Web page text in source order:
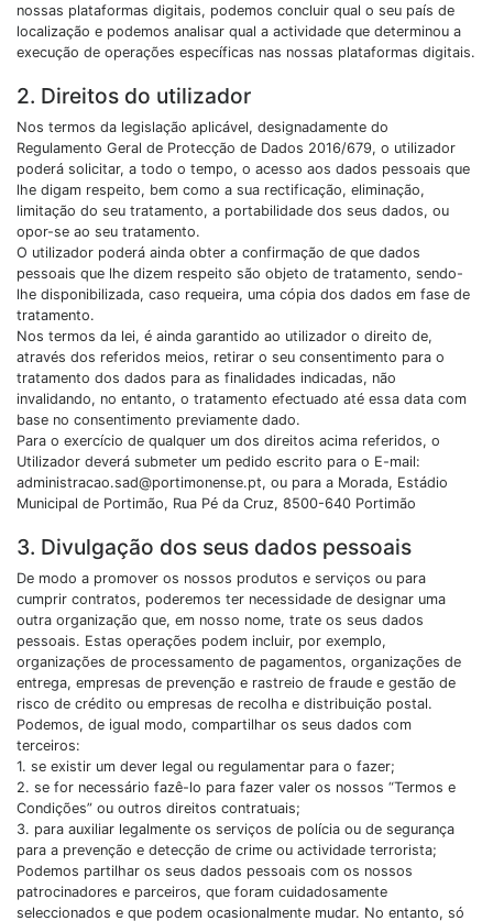
nossas plataformas digitais, podemos concluir qual o seu país de
localização e podemos analisar qual a actividade que determinou a
execução de operações específicas nas nossas plataformas digitais.
2. Direitos do utilizador
Nos termos da legislação aplicável, designadamente do
Regulamento Geral de Protecção de Dados 2016/679, o utilizador
poderá solicitar, a todo o tempo, o acesso aos dados pessoais que
lhe digam respeito, bem como a sua rectificação, eliminação,
limitação do seu tratamento, a portabilidade dos seus dados, ou
opor-se ao seu tratamento.
O utilizador poderá ainda obter a confirmação de que dados
pessoais que lhe dizem respeito são objeto de tratamento, sendo-
lhe disponibilizada, caso requeira, uma cópia dos dados em fase de
tratamento.
Nos termos da lei, é ainda garantido ao utilizador o direito de,
através dos referidos meios, retirar o seu consentimento para o
tratamento dos dados para as finalidades indicadas, não
invalidando, no entanto, o tratamento efectuado até essa data com
base no consentimento previamente dado.
Para o exercício de qualquer um dos direitos acima referidos, o
Utilizador deverá submeter um pedido escrito para o E-mail:
administracao.sad@portimonense.pt, ou para a Morada, Estádio
Municipal de Portimão, Rua Pé da Cruz, 8500-640 Portimão
3. Divulgação dos seus dados pessoais
De modo a promover os nossos produtos e serviços ou para
cumprir contratos, poderemos ter necessidade de designar uma
outra organização que, em nosso nome, trate os seus dados
pessoais. Estas operações podem incluir, por exemplo,
organizações de processamento de pagamentos, organizações de
entrega, empresas de prevenção e rastreio de fraude e gestão de
risco de crédito ou empresas de recolha e distribuição postal.
Podemos, de igual modo, compartilhar os seus dados com
terceiros:
1. se existir um dever legal ou regulamentar para o fazer;
2. se for necessário fazê-lo para fazer valer os nossos “Termos e
Condições” ou outros direitos contratuais;
3. para auxiliar legalmente os serviços de polícia ou de segurança
para a prevenção e detecção de crime ou actividade terrorista;
Podemos partilhar os seus dados pessoais com os nossos
patrocinadores e parceiros, que foram cuidadosamente
seleccionados e que podem ocasionalmente mudar. No entanto, só